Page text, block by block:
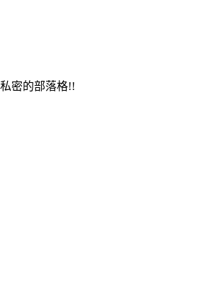
密的部落格!!